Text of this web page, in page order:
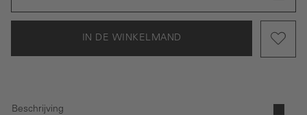
IN DE WINKELMAND
Beschrijving